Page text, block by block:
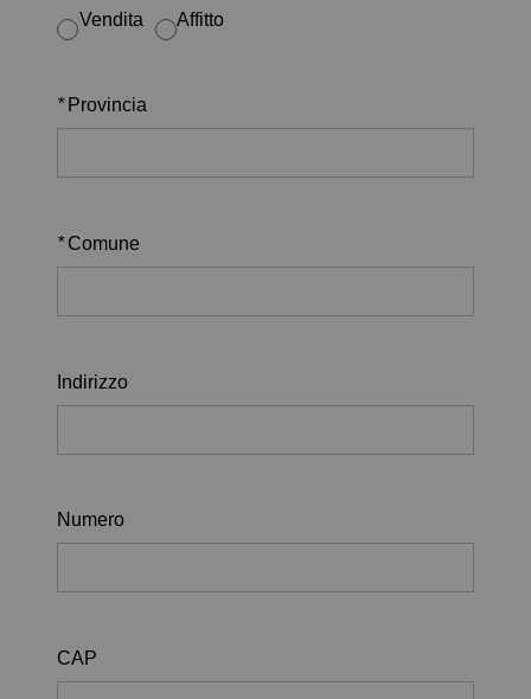
Vendita Affitto
* Provincia
* Comune
Indirizzo
Numero
CAP